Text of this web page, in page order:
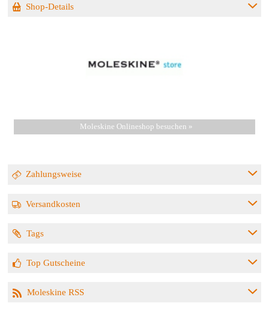
Shop-Details
Moleskine Onlineshop besuchen »
Zahlungsweise
Versandkosten
Tags
Top Gutscheine
Moleskine RSS